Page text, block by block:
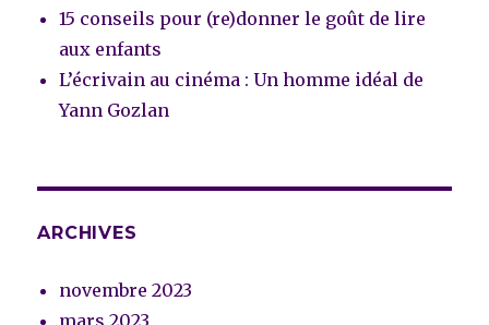
15 conseils pour (re)donner le goût de lire
aux enfants
L’écrivain au cinéma : Un homme idéal de
Yann Gozlan
ARCHIVES
novembre 2023
mars 2023